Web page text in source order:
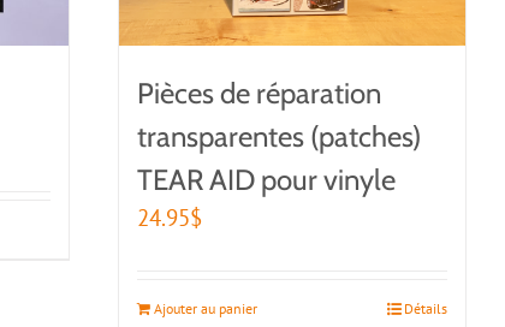
Pièces de réparation
transparentes (patches)
TEAR AID pour vinyle
24.95$
Ajouter au panier Détails